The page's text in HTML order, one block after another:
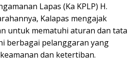
Lapas (Ka KPLP) H.
Kalapas mengajak
untuk mematuhi aturan dan tata
berbagai pelanggaran yang
dan ketertiban.